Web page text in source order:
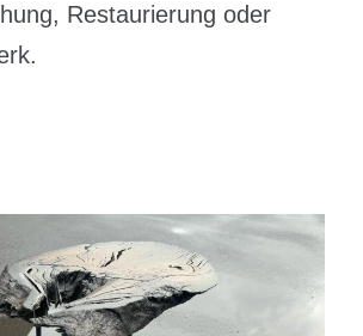
Restaurierung oder